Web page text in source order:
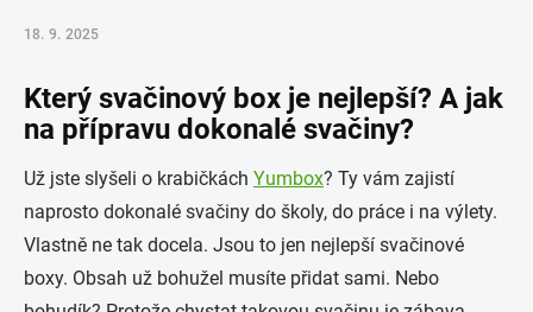
18. 9. 2025
Který svačinový box je nejlepší? A jak
na přípravu dokonalé svačiny?
Už jste slyšeli o krabičkách Yumbox? Ty vám zajistí
naprosto dokonalé svačiny do školy, do práce i na výlety.
Vlastně ne tak docela. Jsou to jen nejlepší svačinové
boxy. Obsah už bohužel musíte přidat sami. Nebo